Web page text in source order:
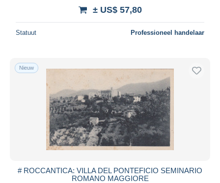
± US$ 57,80
Statuut Professioneel handelaar
Nieuw
# ROCCANTICA: VILLA DEL PONTEFICIO SEMINARIO
ROMANO MAGGIORE